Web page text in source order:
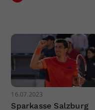
16.07.2023
Sparkasse Salzburg